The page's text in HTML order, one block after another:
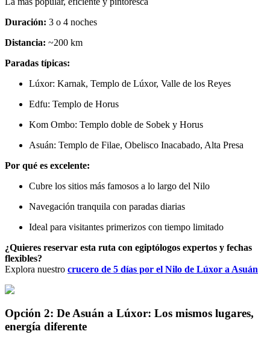
Duración: 3 o 4 noches
Distancia: ~200 km
Paradas típicas:
Lúxor: Karnak, Templo de Lúxor, Valle de los Reyes
Edfu: Templo de Horus
Kom Ombo: Templo doble de Sobek y Horus
Asuán: Templo de Filae, Obelisco Inacabado, Alta Presa
Por qué es excelente:
Cubre los sitios más famosos a lo largo del Nilo
Navegación tranquila con paradas diarias
Ideal para visitantes primerizos con tiempo limitado
¿Quieres reservar esta ruta con egiptólogos expertos y fechas
flexibles?
Explora nuestro crucero de 5 días por el Nilo de Lúxor a Asuán
Opción 2: De Asuán a Lúxor: Los mismos lugares,
energía diferente